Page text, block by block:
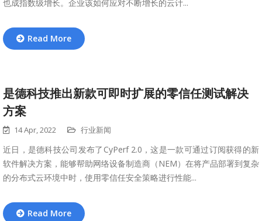
也成指数级增长。企业该如何应对不断增长的云计...
Read More
是德科技推出新款可即时扩展的零信任测试解决
方案
14 Apr, 2022 行业新闻
近日，是德科技公司发布了CyPerf 2.0，这是一款可通过订阅获得的新
软件解决方案，能够帮助网络设备制造商（NEM）在将产品部署到复杂
的分布式云环境中时，使用零信任安全策略进行性能...
Read More